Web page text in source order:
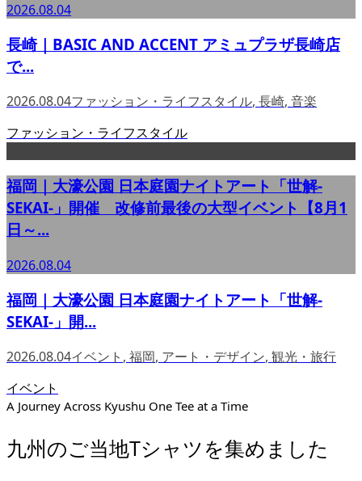
2026.08.04
長崎｜BASIC AND ACCENT アミュプラザ長崎店
で...
2026.08.04ファッション・ライフスタイル, 長崎, 音楽
ファッション・ライフスタイル
福岡｜大濠公園 日本庭園ナイトアート「世解-
SEKAI-」開催 改修前最後の大型イベント【8月1
日～...
2026.08.04
福岡｜大濠公園 日本庭園ナイトアート「世解-
SEKAI-」開...
2026.08.04イベント , 福岡, アート・デザイン, 観光・旅行
イベント
A Journey Across Kyushu One Tee at a Time
九州のご当地Tシャツを集めました